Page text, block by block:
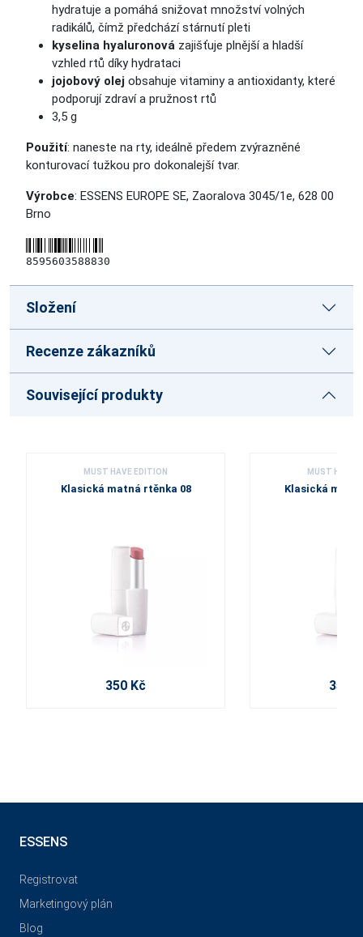
hydratuje a pomáhá snižovat množství volných
radikálů, čímž předchází stárnutí pleti
kyselina hyaluronová zajišťuje plnější a hladší
vzhled rtů díky hydrataci
jojobový olej obsahuje vitaminy a antioxidanty, které
podporují zdraví a pružnost rtů
3,5 g
Použití: naneste na rty, ideálně předem zvýrazněné
konturovací tužkou pro dokonalejší tvar.
Výrobce: ESSENS EUROPE SE, Zaoralova 3045/1e, 628 00
Brno
8595603588830
Složení
Recenze zákazníků
Související produkty
MUST HAVE EDITION
Klasická matná rtěnka 08
350 Kč
MUST HAVE
Klasická
350
ESSENS
Registrovat
Marketingový plán
Blog